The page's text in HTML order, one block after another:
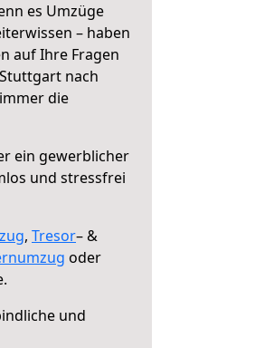
es Umzüge
– haben
auf Ihre Fragen
nach
die
ein gewerblicher
und stressfrei
, Tresor– &
oder
und